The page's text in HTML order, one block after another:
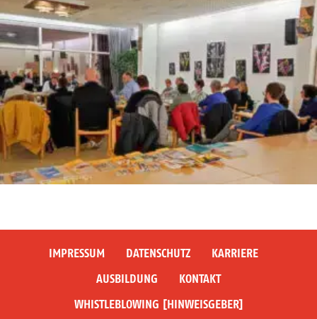
IMPRESSUM DATENSCHUTZ
KARRIERE
AUSBILDUNG
KONTAKT
WHISTLEBLOWING [HINWEISGEBER]